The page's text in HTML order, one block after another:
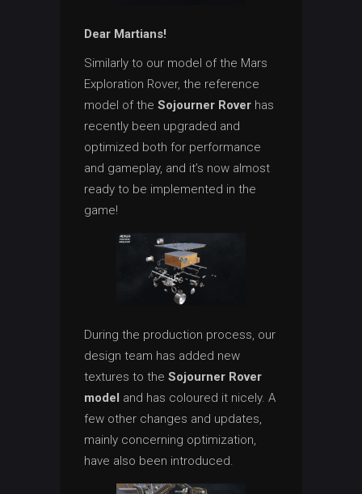
Dear Martians!
Similarly to our model of the Mars
Exploration Rover, the reference
model of the Sojourner Rover has
recently been upgraded and
optimized both for performance
and gameplay, and it’s now almost
ready to be implemented in the
game!
During the production process, our
design team has added new
textures to the Sojourner Rover
model and has coloured it nicely. A
few other changes and updates,
mainly concerning optimization,
have also been introduced.